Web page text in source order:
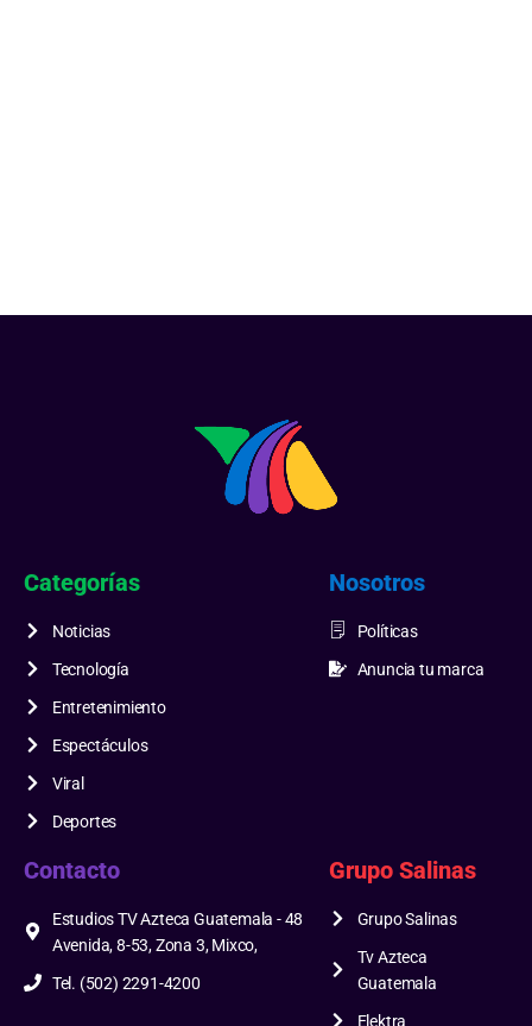
Categorías
Noticias
Tecnología
Entretenimiento
Espectáculos
Viral
Deportes
Nosotros
Políticas
Anuncia tu marca
Contacto
Estudios TV Azteca Guatemala - 48
Avenida, 8-53, Zona 3, Mixco,
Tel. (502) 2291-4200
Grupo Salinas
Grupo Salinas
Tv Azteca
Guatemala
Elektra